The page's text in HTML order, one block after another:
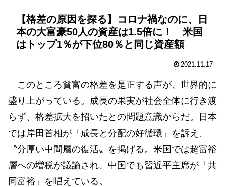
【格差の原因を探る】コロナ禍なのに、日
本の大富豪50人の資産は1.5倍に！ 米国
はトップ1％が下位80％と同じ資産額
2021.11.17
このところ貧富の格差を是正する声が、世界的に
盛り上がっている。成長の果実が社会全体に行き渡
らず、格差拡大を招いたとの問題意識からだ。日本
では岸田首相が「成長と分配の好循環」を訴え、
〝分厚い中間層の復活〟を掲げる。米国では超富裕
層への増税が議論され、中国でも習近平主席が「共
同富裕」を唱えている。